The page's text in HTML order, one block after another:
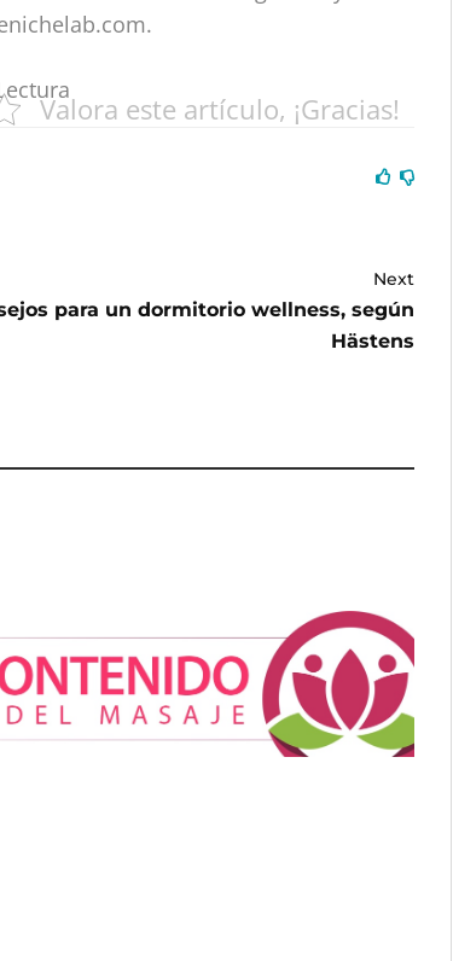
Valora este artículo, ¡Gracias!
Next
para un dormitorio wellness, según
Hästens
Cistitis en verano: hidratación,
higiene y evitar la humedad